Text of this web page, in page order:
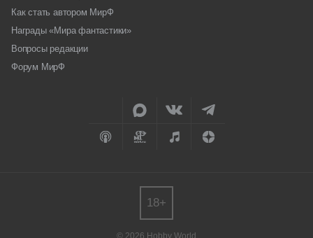
Как стать автором МирФ
Награды «Мира фантастики»
Вопросы редакции
Форум МирФ
© 2026 Hobby World
18+